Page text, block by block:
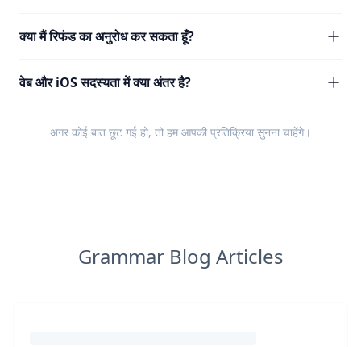
क्या मैं रिफंड का अनुरोध कर सकता हूँ?
वेब और iOS सदस्यता में क्या अंतर है?
अगर कोई बात छूट गई हो, तो हम आपकी प्रतिक्रिया सुनना चाहेंगे।
Grammar Blog Articles